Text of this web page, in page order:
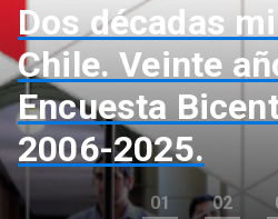
Dos décadas
Chile. Veinte
Encuesta
2006-2025.
01 02